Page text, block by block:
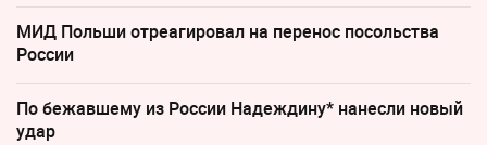
МИД Польши отреагировал на перенос посольства
России
По бежавшему из России Надеждину* нанесли новый
удар